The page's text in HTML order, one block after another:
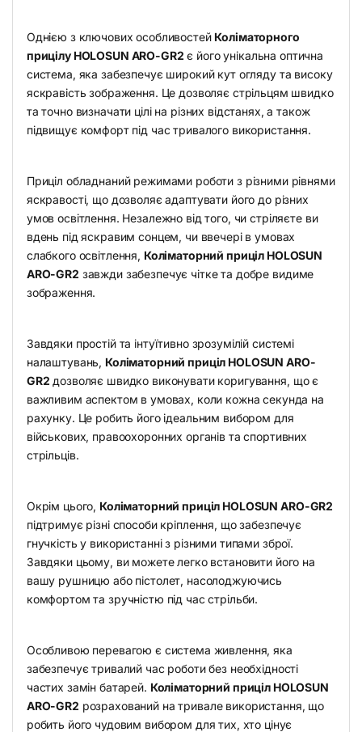
Однією з ключових особливостей Коліматорного
прицілу HOLOSUN ARO-GR2 є його унікальна оптична
система, яка забезпечує широкий кут огляду та високу
яскравість зображення. Це дозволяє стрільцям швидко
та точно визначати цілі на різних відстанях, а також
підвищує комфорт під час тривалого використання.
Приціл обладнаний режимами роботи з різними рівнями
яскравості, що дозволяє адаптувати його до різних
умов освітлення. Незалежно від того, чи стріляєте ви
вдень під яскравим сонцем, чи ввечері в умовах
слабкого освітлення, Коліматорний приціл HOLOSUN
ARO-GR2 завжди забезпечує чітке та добре видиме
зображення.
Завдяки простій та інтуїтивно зрозумілій системі
налаштувань, Коліматорний приціл HOLOSUN ARO-
GR2 дозволяє швидко виконувати коригування, що є
важливим аспектом в умовах, коли кожна секунда на
рахунку. Це робить його ідеальним вибором для
військових, правоохоронних органів та спортивних
стрільців.
Окрім цього, Коліматорний приціл HOLOSUN ARO-GR2
підтримує різні способи кріплення, що забезпечує
гнучкість у використанні з різними типами зброї.
Завдяки цьому, ви можете легко встановити його на
вашу рушницю або пістолет, насолоджуючись
комфортом та зручністю під час стрільби.
Особливою перевагою є система живлення, яка
забезпечує тривалий час роботи без необхідності
частих замін батарей. Коліматорний приціл HOLOSUN
ARO-GR2 розрахований на тривале використання, що
робить його чудовим вибором для тих, хто цінує